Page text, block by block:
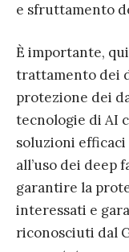
e sfruttamento
È importante,
trattamento dei
protezione dei
tecnologie di AI
soluzioni
all’uso dei deep
garantire la
interessati e
riconosciuti dal